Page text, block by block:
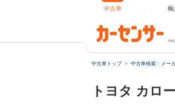
中古車
中古車トップ 中古車検索：メー
トヨタ カロ